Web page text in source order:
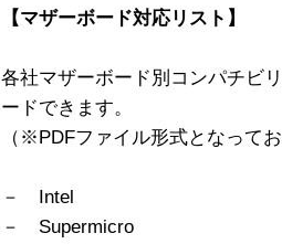
【マザーボード対応リスト】
各社マザーボード別コンパチビ
ードできます。
（※PDFファイル形式となって
－ Intel
－ Supermicro